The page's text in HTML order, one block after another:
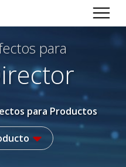
para
para Productos